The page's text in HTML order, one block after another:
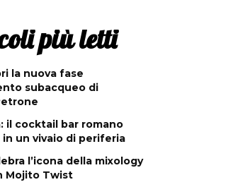
più letti
la nuova fase
subacqueo di
il cocktail bar romano
in un vivaio di periferia
l’icona della mixology
Mojito Twist